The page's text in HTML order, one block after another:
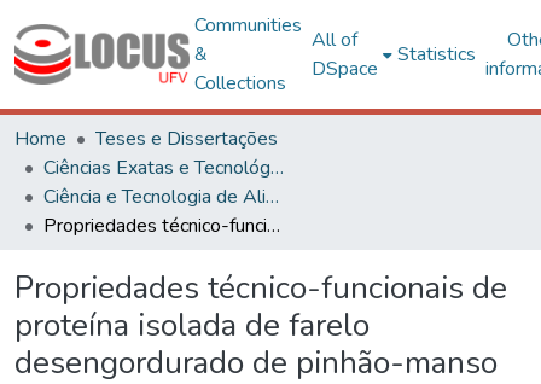
Communities
&
Collections
All of
DSpace
Statistics
Home
Teses e Dissertações
Ciências Exatas e Tecnológicas
Ciência e Tecnologia de Alimentos
Propriedades técnico-funcionais de proteína isolada de farelo desengordurado de pinhão-manso (Jatropha curcas L.)
Propriedades técnico-funcionais de
proteína isolada de farelo
desengordurado de pinhão-manso